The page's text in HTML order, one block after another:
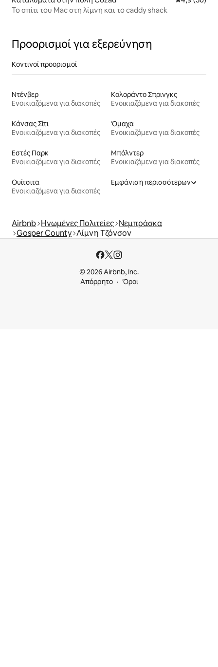
Το σπίτι του Mac στη λίμνη και το caddy shack
Προορισμοί για εξερεύνηση
Κοντινοί προορισμοί
Ντένβερ
Ενοικιαζόμενα για διακοπές
Κολοράντο Σπρινγκς
Ενοικιαζόμενα για διακοπές
Κάνσας Σίτι
Ενοικιαζόμενα για διακοπές
Όμαχα
Ενοικιαζόμενα για διακοπές
Εστές Παρκ
Ενοικιαζόμενα για διακοπές
Μπόλντερ
Ενοικιαζόμενα για διακοπές
Ουίτσιτα
Ενοικιαζόμενα για διακοπές
Εμφάνιση περισσότερων
Airbnb Ηνωμένες Πολιτείες Νεμπράσκα
Gosper County Λίμνη Τζόνσον
© 2026 Airbnb, Inc.
Απόρρητο
Όροι